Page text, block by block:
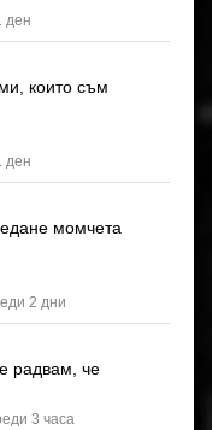
ден
които съм
ден
момчета
2 дни
радвам, че
3 часа